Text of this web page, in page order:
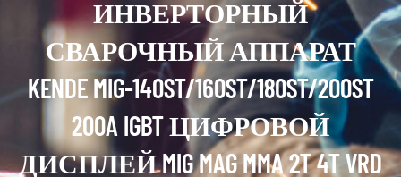
ИНВЕРТОРНЫЙ
СВАРОЧНЫЙ АППАРАТ
KENDE MIG-140ST/160ST/180ST/200ST
200A IGBT ЦИФРОВОЙ
ДИСПЛЕЙ MIG MAG MMA 2T 4T VRD